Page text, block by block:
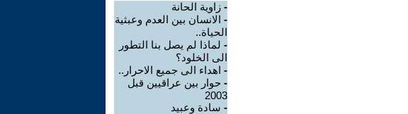
- زاوية الحانة
- الانسان بين العدم وعبثية
الحياة..
- لماذا لم يصل بنا التطور
الى الخلود؟
- اهداء الى جميع الاحرار..
- حوار بين عراقيين قبل
2003
- سادة وعبيد